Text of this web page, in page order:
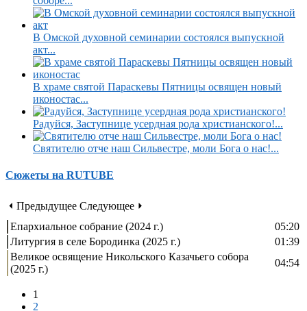
В Омской духовной семинарии состоялся выпускной
акт...
В храме святой Параскевы Пятницы освящен новый
иконостас...
Радуйся, Заступнице усердная рода христианского!...
Святителю отче наш Сильвестре, моли Бога о нас!...
Сюжеты на RUTUBE
⏴ Предыдущее Следующее ⏵
Епархиальное собрание (2024 г.)
05:20
Литургия в селе Бородинка (2025 г.)
01:39
Великое освящение Никольского Казачьего собора
(2025 г.)
04:54
1
2